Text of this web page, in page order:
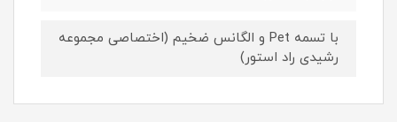
با تسمه Pet و الگانس ضخیم (اختصاصی مجموعه
رشیدی راد استور)